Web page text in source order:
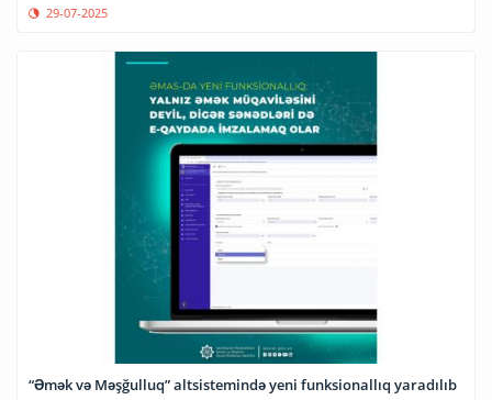
29-07-2025
“Əmək və Məşğulluq” altsistemində yeni funksionallıq yaradılıb